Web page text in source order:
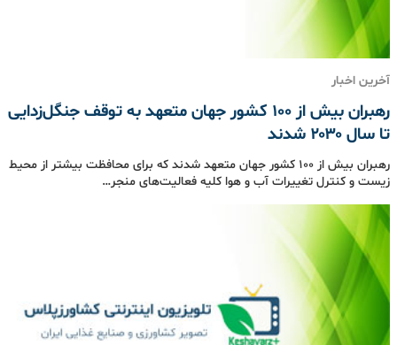
آخرین اخبار
رهبران بیش از ۱۰۰ کشور جهان متعهد به توقف جنگل‌زدایی
تا سال ۲۰۳۰ شدند
رهبران بیش از ۱۰۰ کشور جهان متعهد شدند که برای محافظت بیشتر از محیط
زیست و کنترل تغییرات آب و هوا کلیه فعالیت‌های منجر…